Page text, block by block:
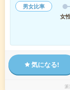
男女比率
女
気になる!
派